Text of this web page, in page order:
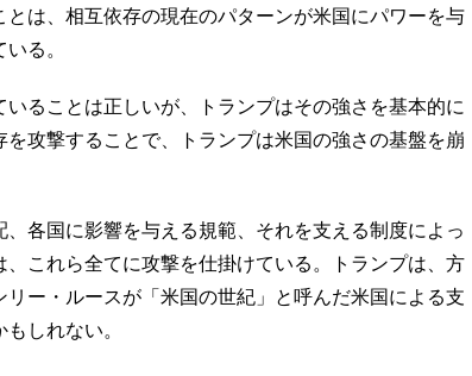
は、相互依存の現在のパターンが米国にパワーを与
る。
ることは正しいが、トランプはその強さを基本的に
攻撃することで、トランプは米国の強さの基盤を崩
各国に影響を与える規範、それを支える制度によっ
これら全てに攻撃を仕掛けている。トランプは、方
ー・ルースが「米国の世紀」と呼んだ米国による支
しれない。